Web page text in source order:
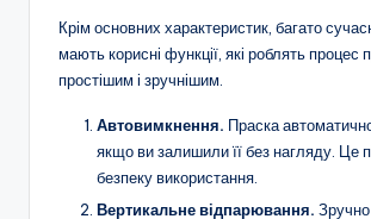
Крім основних характеристик, багато
мають корисні функції, які роблять
простішим і зручнішим.
Автовимкнення. Праска
якщо ви залишили її без нагляду. Це
безпеку використання.
Вертикальне відпарювання.